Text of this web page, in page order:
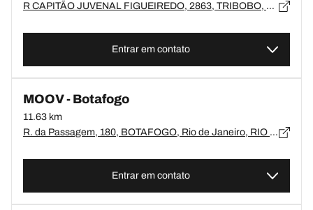
R CAPITÃO JUVENAL FIGUEIREDO, 2863, TRIBOBO, Rio de Janeiro, SÃO GONÇALO - 24744-560
Entrar em contato
MOOV - Botafogo
11.63 km
R. da Passagem, 180, BOTAFOGO, Rio de Janeiro, RIO DE JANEIRO - 22611-260
Entrar em contato